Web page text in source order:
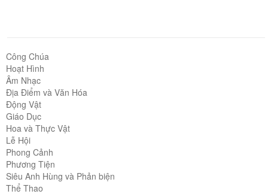
Công Chúa
Hoạt Hình
Âm Nhạc
Địa Điểm và Văn Hóa
Động Vật
Giáo Dục
Hoa và Thực Vật
Lễ Hội
Phong Cảnh
Phương Tiện
Siêu Anh Hùng và Phản biện
Thể Thao